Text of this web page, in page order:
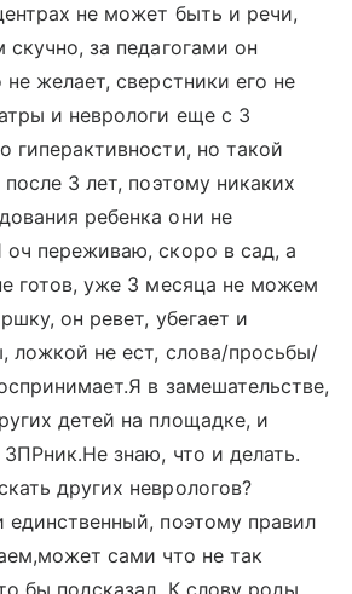
не может быть и речи,
за педагогами он
не желает, сверстники его не
и неврологи еще с 3
гиперактивности, но такой
после 3 лет, поэтому никаких
ребенка они не
переживаю, скоро в сад, а
готов, уже 3 месяца не можем
он ревет, убегает и
ложкой не ест, слова/просьбы/
в замешательстве,
детей на площадке, и
знаю, что и делать.
других неврологов?
единственный, поэтому правил
сами что не так
бы подсказал. К слову роды